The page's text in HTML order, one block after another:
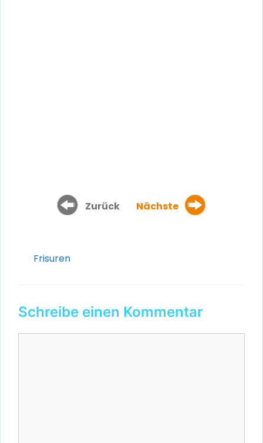
Zurück Nächste
Kategorien
Frisuren
Schreibe einen Kommentar